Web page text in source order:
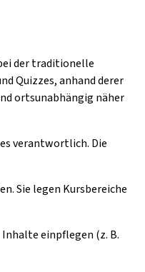
der traditionelle
Quizzes, anhand derer
ortsunabhängig näher
verantwortlich. Die
Sie legen Kursbereiche
einpflegen (z. B.